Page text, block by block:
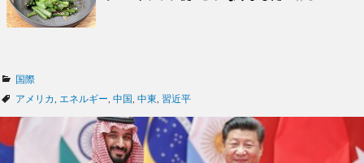
カ
テ
リ
ー
国際
タ
アメリカ エネルギー 中国 中東 習近平